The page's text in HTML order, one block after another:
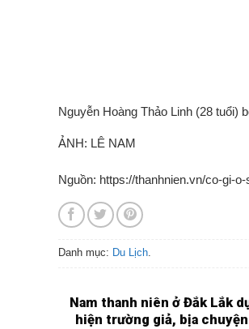
Nguyễn Hoàng Thảo Linh (28 tuổi)
ẢNH: LÊ NAM
Nguồn: https://thanhnien.vn/co-gi-
Danh mục: Du Lịch.
Nam thanh niên ở Đắk Lắk
hiện trường giả, bịa